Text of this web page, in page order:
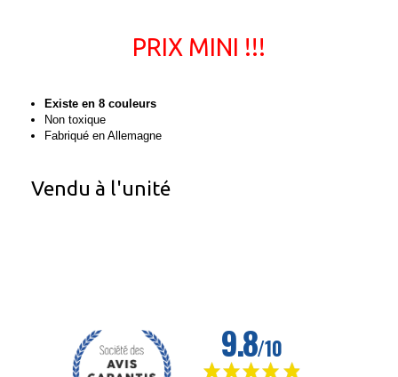
PRIX MINI !!!
Existe en 8 couleurs
Non toxique
Fabriqué en Allemagne
Vendu à l'unité